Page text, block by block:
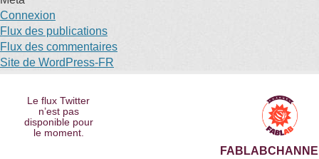
Connexion
Flux des publications
Flux des commentaires
Site de WordPress-FR
Le flux Twitter
n’est pas
disponible pour
le moment.